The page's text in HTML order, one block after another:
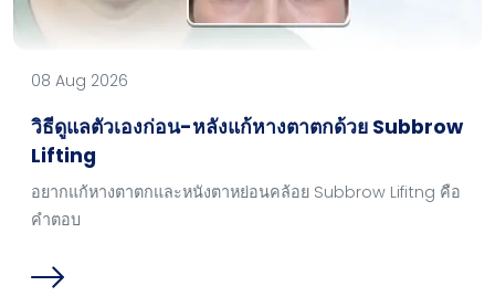
08 Aug 2026
วิธีดูแลตัวเองก่อน-หลังแก้หางตาตกด้วย Subbrow
Lifting
อยากแก้หางตาตกและหนังตาหย่อนคล้อย Subbrow Lifitng คือ
คำตอบ